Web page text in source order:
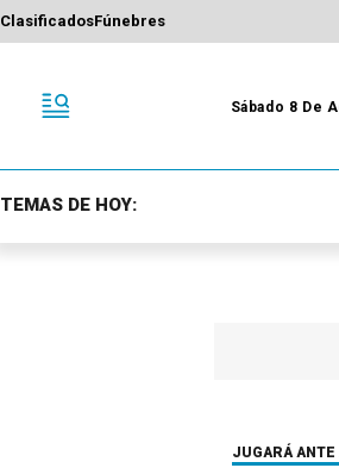
ClasificadosFúnebres
Sábado 8 De
TEMAS DE HOY:
JUGARÁ ANTE